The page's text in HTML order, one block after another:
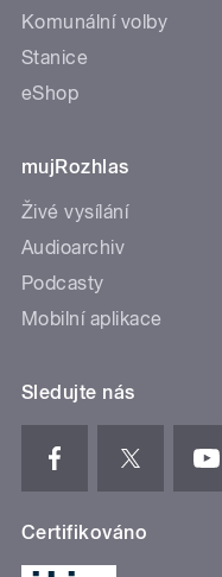
Komunální volby
Stanice
eShop
mujRozhlas
Živé vysílání
Audioarchiv
Podcasty
Mobilní aplikace
Sledujte nás
Certifikováno